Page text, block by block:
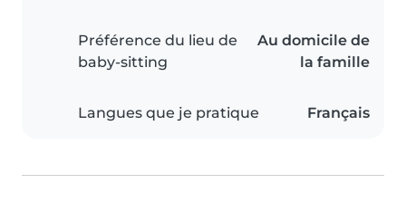
Préférence du lieu de
baby-sitting
Au domicile de
la famille
Langues que je pratique Français